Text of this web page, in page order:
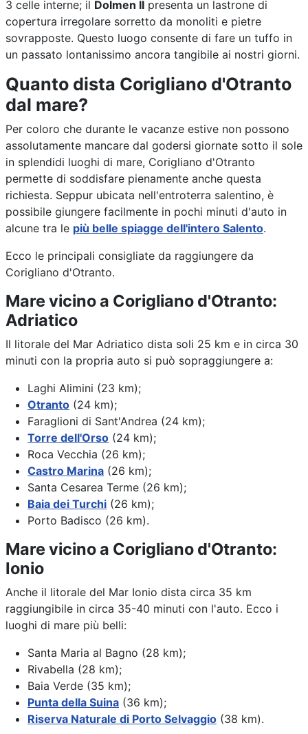
3 celle interne; il Dolmen II presenta un lastrone di
copertura irregolare sorretto da monoliti e pietre
sovrapposte. Questo luogo consente di fare un tuffo in
un passato lontanissimo ancora tangibile ai nostri giorni.
Quanto dista Corigliano d'Otranto
dal mare?
Per coloro che durante le vacanze estive non possono
assolutamente mancare dal godersi giornate sotto il sole
in splendidi luoghi di mare, Corigliano d'Otranto
permette di soddisfare pienamente anche questa
richiesta. Seppur ubicata nell'entroterra salentino, è
possibile giungere facilmente in pochi minuti d'auto in
alcune tra le più belle spiagge dell'intero Salento.
Ecco le principali consigliate da raggiungere da
Corigliano d'Otranto.
Mare vicino a Corigliano d'Otranto:
Adriatico
Il litorale del Mar Adriatico dista soli 25 km e in circa 30
minuti con la propria auto si può sopraggiungere a:
Laghi Alimini (23 km);
Otranto (24 km);
Faraglioni di Sant'Andrea (24 km);
Torre dell'Orso (24 km);
Roca Vecchia (26 km);
Castro Marina (26 km);
Santa Cesarea Terme (26 km);
Baia dei Turchi (26 km);
Porto Badisco (26 km).
Mare vicino a Corigliano d'Otranto:
Ionio
Anche il litorale del Mar Ionio dista circa 35 km
raggiungibile in circa 35-40 minuti con l'auto. Ecco i
luoghi di mare più belli:
Santa Maria al Bagno (28 km);
Rivabella (28 km);
Baia Verde (35 km);
Punta della Suina (36 km);
Riserva Naturale di Porto Selvaggio (38 km).